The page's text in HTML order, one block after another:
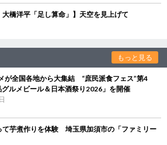
大橋洋平「足し算命」】天空を見上げて
もっと見る
が全国各地から大集結 “庶民派食フェス”第4
ルメビール＆日本酒祭り2026」を開催
て芋煮作りを体験 埼玉県加須市の「ファミリー